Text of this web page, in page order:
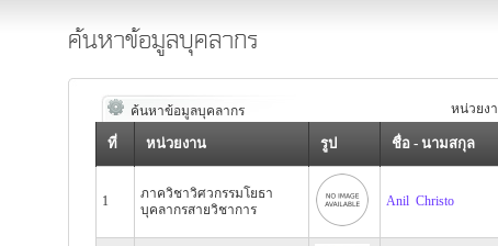
ค้นหาข้อมูลบุคลากร
ค้นหาข้อมูลบุคลากร หน่วยง
ที่ หน่วยงาน รูป ชื่อ - นามสกุล
1
ภาควิชาวิศวกรรมโยธา
บุคลากรสายวิชาการ
Anil Christo